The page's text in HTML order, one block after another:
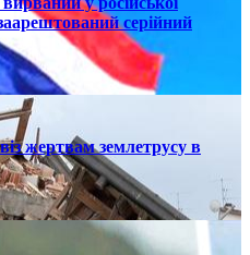
серійний
жертвам землетрусу в